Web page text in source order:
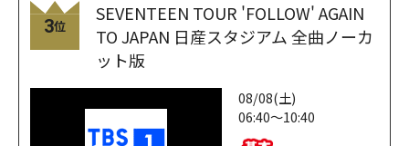
3位
SEVENTEEN TOUR 'FOLLOW' AGAIN
TO JAPAN 日産スタジアム 全曲ノーカ
ット版
08/08(土)
06:40～10:40